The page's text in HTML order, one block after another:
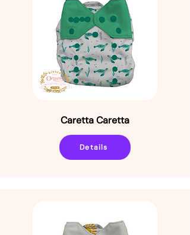
Caretta Caretta
Details